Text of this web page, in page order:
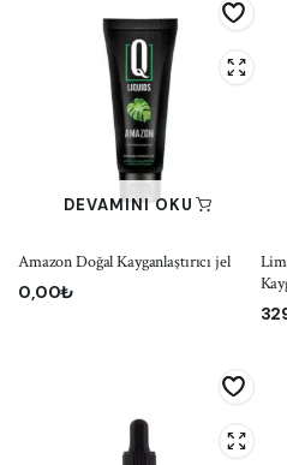
DEVAMINI OKU
Amazon Doğal Kayganlaştırıcı jel
0,00₺